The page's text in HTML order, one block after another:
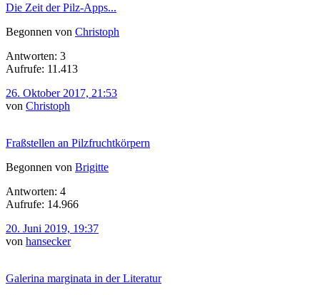
Die Zeit der Pilz-Apps...
Begonnen von Christoph
Antworten: 3
Aufrufe: 11.413
26. Oktober 2017, 21:53
von Christoph
Fraßstellen an Pilzfruchtkörpern
Begonnen von Brigitte
Antworten: 4
Aufrufe: 14.966
20. Juni 2019, 19:37
von hansecker
Galerina marginata in der Literatur